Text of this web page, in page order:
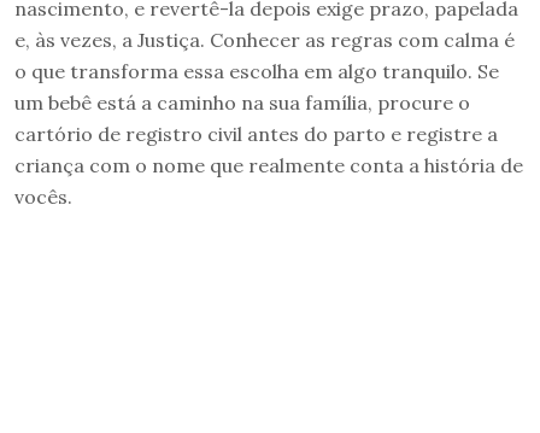
nascimento, e revertê-la depois exige prazo, papelada
e, às vezes, a Justiça. Conhecer as regras com calma é
o que transforma essa escolha em algo tranquilo. Se
um bebê está a caminho na sua família, procure o
cartório de registro civil antes do parto e registre a
criança com o nome que realmente conta a história de
vocês.